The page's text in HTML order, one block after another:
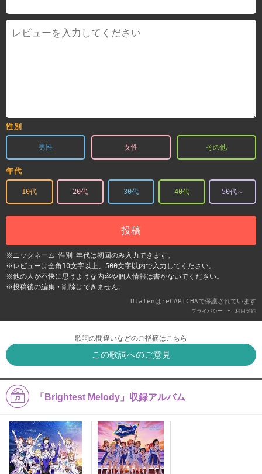
性別
男性 女性 その他
年代
10代 20代 30代 40代 50代～
投稿
※ニックネーム･性別･年代は初回のみ入力できます。
※レビューは全角10文字以上、500文字以内で入力してください。
※他の人が不快に思うような内容や個人情報は書かないでください。
※投稿後の編集・削除はできません。
UtaTenはreCAPTCHAで保護されています
プライバシー - 利用契約
歌詞の間違いなどのご指摘はこちら
この歌詞へのご意見
「Brightest Melody」収録アルバム